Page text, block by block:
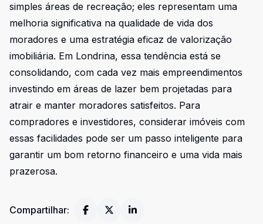
simples áreas de recreação; eles representam uma
melhoria significativa na qualidade de vida dos
moradores e uma estratégia eficaz de valorização
imobiliária. Em Londrina, essa tendência está se
consolidando, com cada vez mais empreendimentos
investindo em áreas de lazer bem projetadas para
atrair e manter moradores satisfeitos. Para
compradores e investidores, considerar imóveis com
essas facilidades pode ser um passo inteligente para
garantir um bom retorno financeiro e uma vida mais
prazerosa.
Compartilhar: